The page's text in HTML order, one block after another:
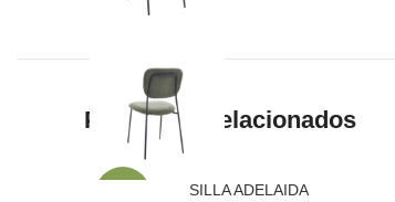
Productos relacionados
SILLA ADELAIDA